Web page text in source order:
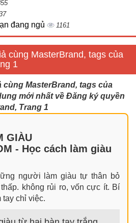
đang ngủ 1161
cùng MasterBrand, tags của
1
MasterBrand, tags của
mới nhất về Đăng ký quyền
Trang 1
GIÀU
- Học cách làm giàu
người làm giàu tự thân bỏ
không rủi ro, vốn cực ít. Bí
tay chỉ việc.